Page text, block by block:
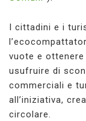
I cittadini e i
vuote e ottenere
usufruire di
commerciali e
all’iniziativa,
circolare.